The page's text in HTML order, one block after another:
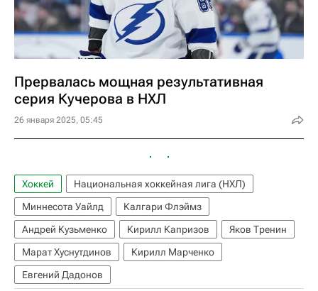
Прервалась мощная результативная
серия Кучерова в НХЛ
26 января 2025, 05:45
Хоккей
Национальная хоккейная лига (НХЛ)
Миннесота Уайлд
Калгари Флэймз
Андрей Кузьменко
Кирилл Капризов
Яков Тренин
Марат Хуснутдинов
Кирилл Марченко
Евгений Дадонов